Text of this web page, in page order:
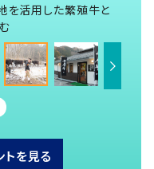
を活用した繁殖牛と
トを見る